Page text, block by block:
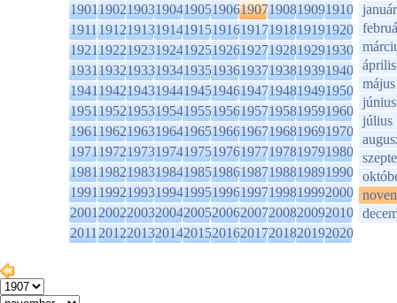
1901190219031904190519061907190819091910
1911191219131914191519161917191819191920
1921192219231924192519261927192819291930
1931193219331934193519361937193819391940
1941194219431944194519461947194819491950
1951195219531954195519561957195819591960
1961196219631964196519661967196819691970
1971197219731974197519761977197819791980
1981198219831984198519861987198819891990
1991199219931994199519961997199819992000
2001200220032004200520062007200820092010
2011201220132014201520162017201820192020
január
április
május
június
július